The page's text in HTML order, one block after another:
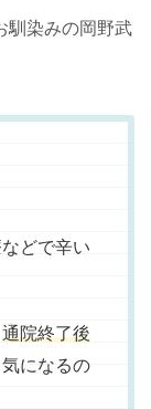
馴染みの岡野武
どで辛い
通院終了後
気になるの